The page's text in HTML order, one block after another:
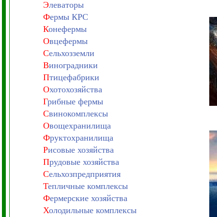
Элеваторы
Фермы КРС
Конефермы
Овцефермы
Сельхозземли
Виноградники
Птицефабрики
Охотохозяйства
Грибные фермы
Свинокомплексы
Овощехранилища
Фруктохранилища
Рисовые хозяйства
Прудовые хозяйства
Сельхозпредприятия
Тепличные комплексы
Фермерские хозяйства
Холодильные комплексы